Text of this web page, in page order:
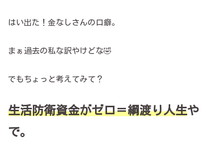
はい出た！金なしさんの口癖。
まぁ過去の私な訳やけどな🤣
でもちょっと考えてみて？
生活防衛資金がゼロ＝綱渡り人生や
で。